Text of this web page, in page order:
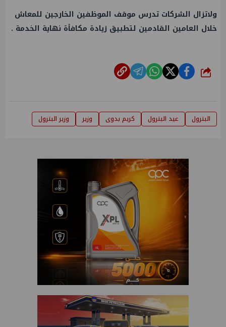
ولاتزال الشركات تدرس موقف الموظفين الخارجين للمعاش
خلال العامين القادمين لتطبيق زيادة مكافأة نهاية الخدمة .
شارك
البترول عيد البترول كريم بدوى وزير وزير البترول